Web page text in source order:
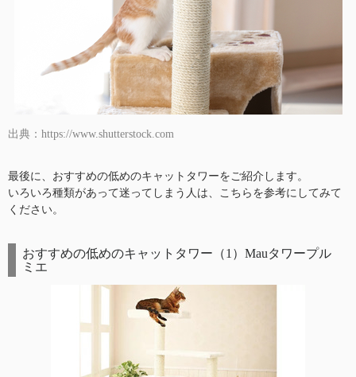
出典：https://www.shutterstock.com
最後に、おすすめの低めのキャットタワーをご紹介します。
いろいろ種類があって迷ってしまう人は、こちらを参考にしてみて
ください。
おすすめの低めのキャットタワー（1）Mauタワープル
ミエ